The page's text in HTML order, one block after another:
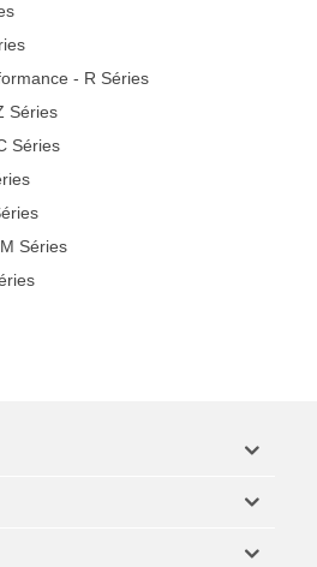
- R Séries
Séries
Séries
Séries